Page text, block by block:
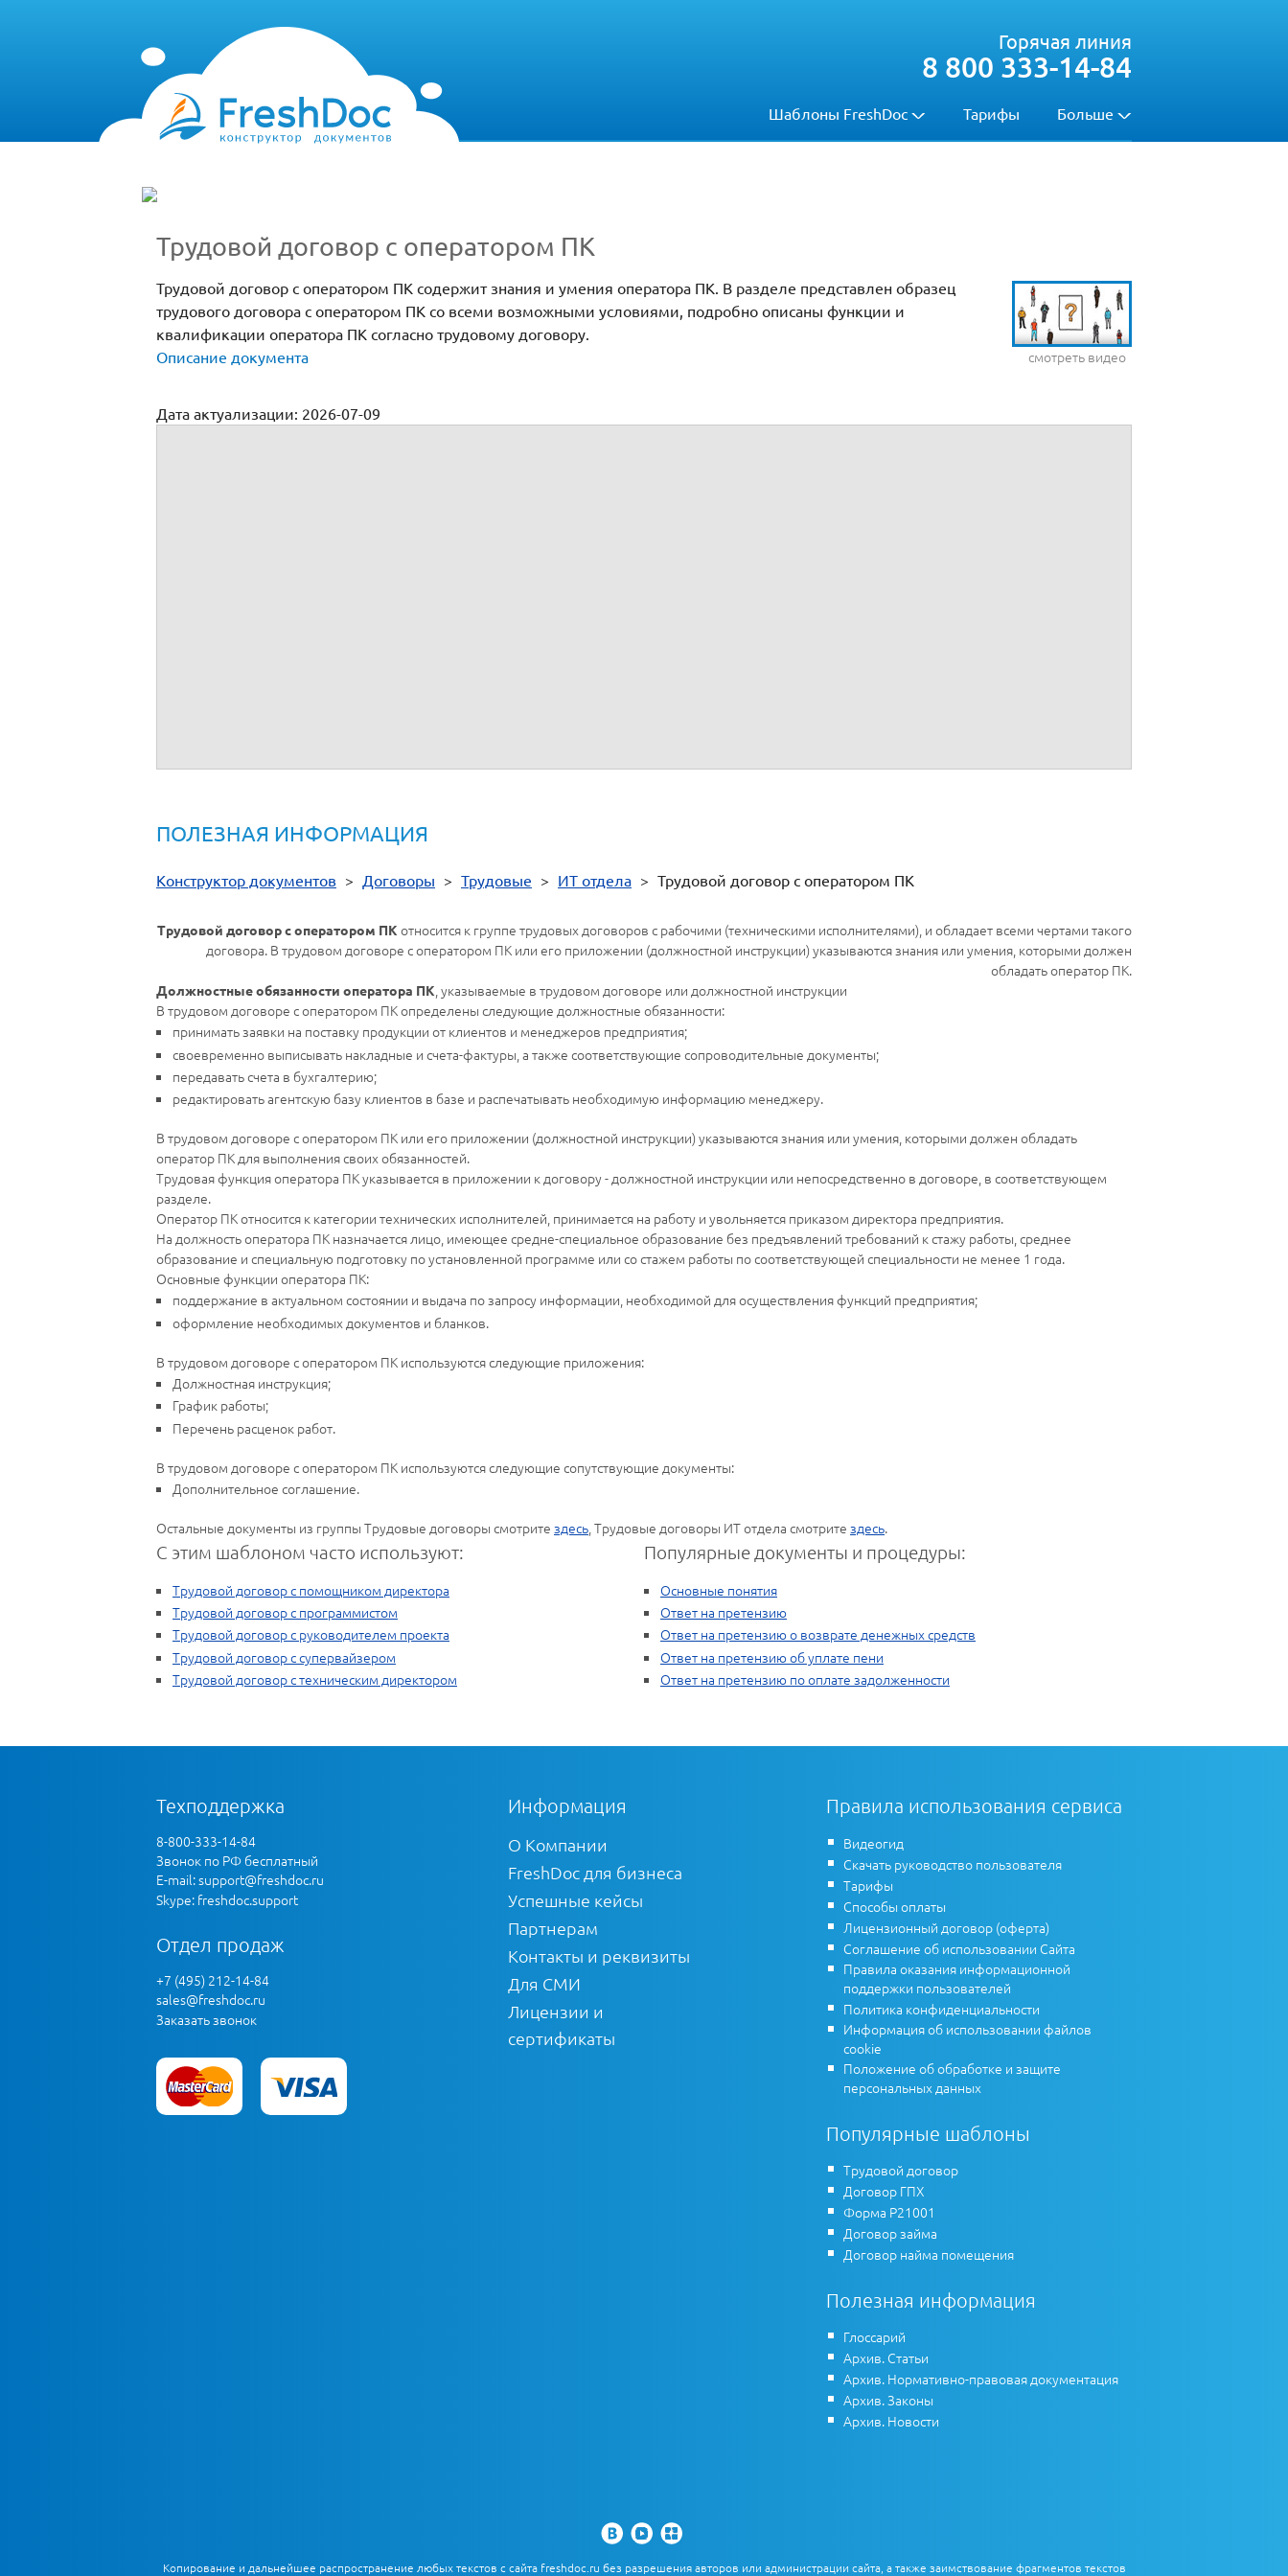
Шаблоны FreshDoc Тарифы Больше
Горячая линия
8 800 333-14-84
Трудовой договор с оператором ПК
смотреть видео
Трудовой договор с оператором ПК содержит знания и умения оператора ПК. В разделе представлен образец
трудового договора с оператором ПК со всеми возможными условиями, подробно описаны функции и
квалификации оператора ПК согласно трудовому договору.
Описание документа
Дата актуализации: 2026-07-09
ПОЛЕЗНАЯ ИНФОРМАЦИЯ
Конструктор документов > Договоры > Трудовые > ИТ отдела > Трудовой договор с оператором ПК
Трудовой договор с оператором ПК относится к группе трудовых договоров с рабочими (техническими исполнителями), и обладает всеми чертами такого
договора. В трудовом договоре с оператором ПК или его приложении (должностной инструкции) указываются знания или умения, которыми должен
обладать оператор ПК.
Должностные обязанности оператора ПК, указываемые в трудовом договоре или должностной инструкции
В трудовом договоре с оператором ПК определены следующие должностные обязанности:
принимать заявки на поставку продукции от клиентов и менеджеров предприятия;
своевременно выписывать накладные и счета-фактуры, а также соответствующие сопроводительные документы;
передавать счета в бухгалтерию;
редактировать агентскую базу клиентов в базе и распечатывать необходимую информацию менеджеру.
В трудовом договоре с оператором ПК или его приложении (должностной инструкции) указываются знания или умения, которыми должен обладать
оператор ПК для выполнения своих обязанностей.
Трудовая функция оператора ПК указывается в приложении к договору - должностной инструкции или непосредственно в договоре, в соответствующем
разделе.
Оператор ПК относится к категории технических исполнителей, принимается на работу и увольняется приказом директора предприятия.
На должность оператора ПК назначается лицо, имеющее средне-специальное образование без предъявлений требований к стажу работы, среднее
образование и специальную подготовку по установленной программе или со стажем работы по соответствующей специальности не менее 1 года.
Основные функции оператора ПК:
поддержание в актуальном состоянии и выдача по запросу информации, необходимой для осуществления функций предприятия;
оформление необходимых документов и бланков.
В трудовом договоре с оператором ПК используются следующие приложения:
Должностная инструкция;
График работы;
Перечень расценок работ.
В трудовом договоре с оператором ПК используются следующие сопутствующие документы:
Дополнительное соглашение.
Остальные документы из группы Трудовые договоры смотрите здесь , Трудовые договоры ИТ отдела смотрите здесь.
С этим шаблоном часто используют:
Трудовой договор с помощником директора
Трудовой договор с программистом
Трудовой договор с руководителем проекта
Трудовой договор с супервайзером
Трудовой договор с техническим директором
Популярные документы и процедуры:
Основные понятия
Ответ на претензию
Ответ на претензию о возврате денежных средств
Ответ на претензию об уплате пени
Ответ на претензию по оплате задолженности
Техподдержка
8-800-333-14-84
Звонок по РФ бесплатный
E-mail:support@freshdoc.ru
Skype: freshdoc.support
Отдел продаж
+7 (495) 212-14-84
sales@freshdoc.ru
Заказать звонок
Информация
О Компании
FreshDoc для бизнеса
Успешные кейсы
Партнерам
Контакты и реквизиты
Для СМИ
Лицензии и
сертификаты
Правила использования сервиса
Видеогид
Скачать руководство пользователя
Тарифы
Способы оплаты
Лицензионный договор (оферта)
Соглашение об использовании Сайта
Правила оказания информационной
поддержки пользователей
Политика конфиденциальности
Информация об использовании файлов
cookie
Положение об обработке и защите
персональных данных
Популярные шаблоны
Трудовой договор
Договор ГПХ
Форма Р21001
Договор займа
Договор найма помещения
Полезная информация
Глоссарий
Архив. Статьи
Архив. Нормативно-правовая документация
Архив. Законы
Архив. Новости
Копирование и дальнейшее распространение любых текстов с сайта freshdoc.ru без разрешения авторов или администрации сайта, а также заимствование фрагментов текстов